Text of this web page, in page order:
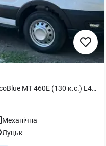
MT 460E (130 к.с.) L4H3 RWD
Механічна
Луцьк